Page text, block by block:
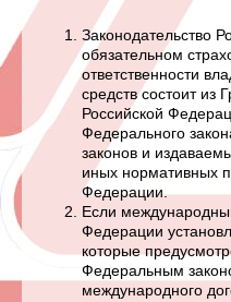
Законодательство
обязательном
ответственности
средств состоит из
Российской
Федерального
законов и
иных нормативных
Федерации.
Если
Федерации
которые
Федеральным
международного